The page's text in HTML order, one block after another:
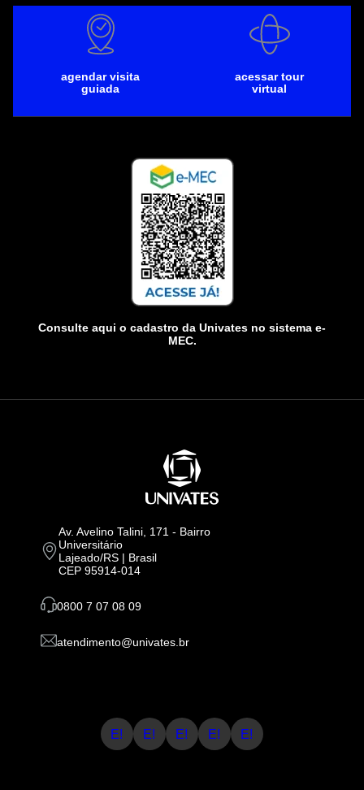
agendar visita
guiada
acessar tour
virtual
Consulte aqui o cadastro da Univates no sistema e-
MEC.
Av. Avelino Talini, 171 - Bairro
Universitário
Lajeado/RS | Brasil
CEP 95914-014
0800 7 07 08 09
atendimento@univates.br
E! E! E! E! E!